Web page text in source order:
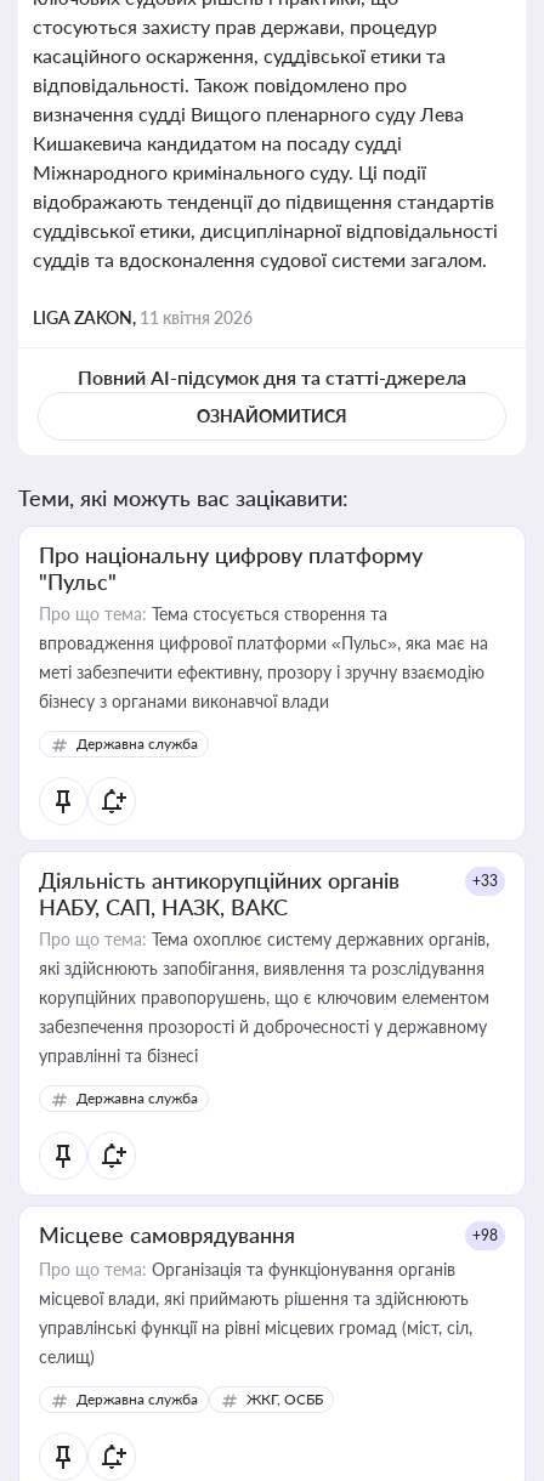
стосуються захисту прав держави, процедур
касаційного оскарження, суддівської етики та
відповідальності. Також повідомлено про
визначення судді Вищого пленарного суду Лева
Кишакевича кандидатом на посаду судді
Міжнародного кримінального суду. Ці події
відображають тенденції до підвищення стандартів
суддівської етики, дисциплінарної відповідальності
суддів та вдосконалення судової системи загалом.
LIGA ZAKON, 11 квітня 2026
Повний AI-підсумок дня та статті-джерела
ОЗНАЙОМИТИСЯ
Теми, які можуть вас зацікавити:
Про національну цифрову платформу
"Пульс"
Про що тема: Тема стосується створення та
впровадження цифрової платформи «Пульс», яка має на
меті забезпечити ефективну, прозору і зручну взаємодію
бізнесу з органами виконавчої влади
Державна служба
Діяльність антикорупційних органів
НАБУ, САП, НАЗК, ВАКС
+33
Про що тема: Тема охоплює систему державних органів,
які здійснюють запобігання, виявлення та розслідування
корупційних правопорушень, що є ключовим елементом
забезпечення прозорості й доброчесності у державному
управлінні та бізнесі
Державна служба
Місцеве самоврядування +98
Про що тема: Організація та функціонування органів
місцевої влади, які приймають рішення та здійснюють
управлінські функції на рівні місцевих громад (міст, сіл,
селищ)
Державна служба ЖКГ, ОСББ